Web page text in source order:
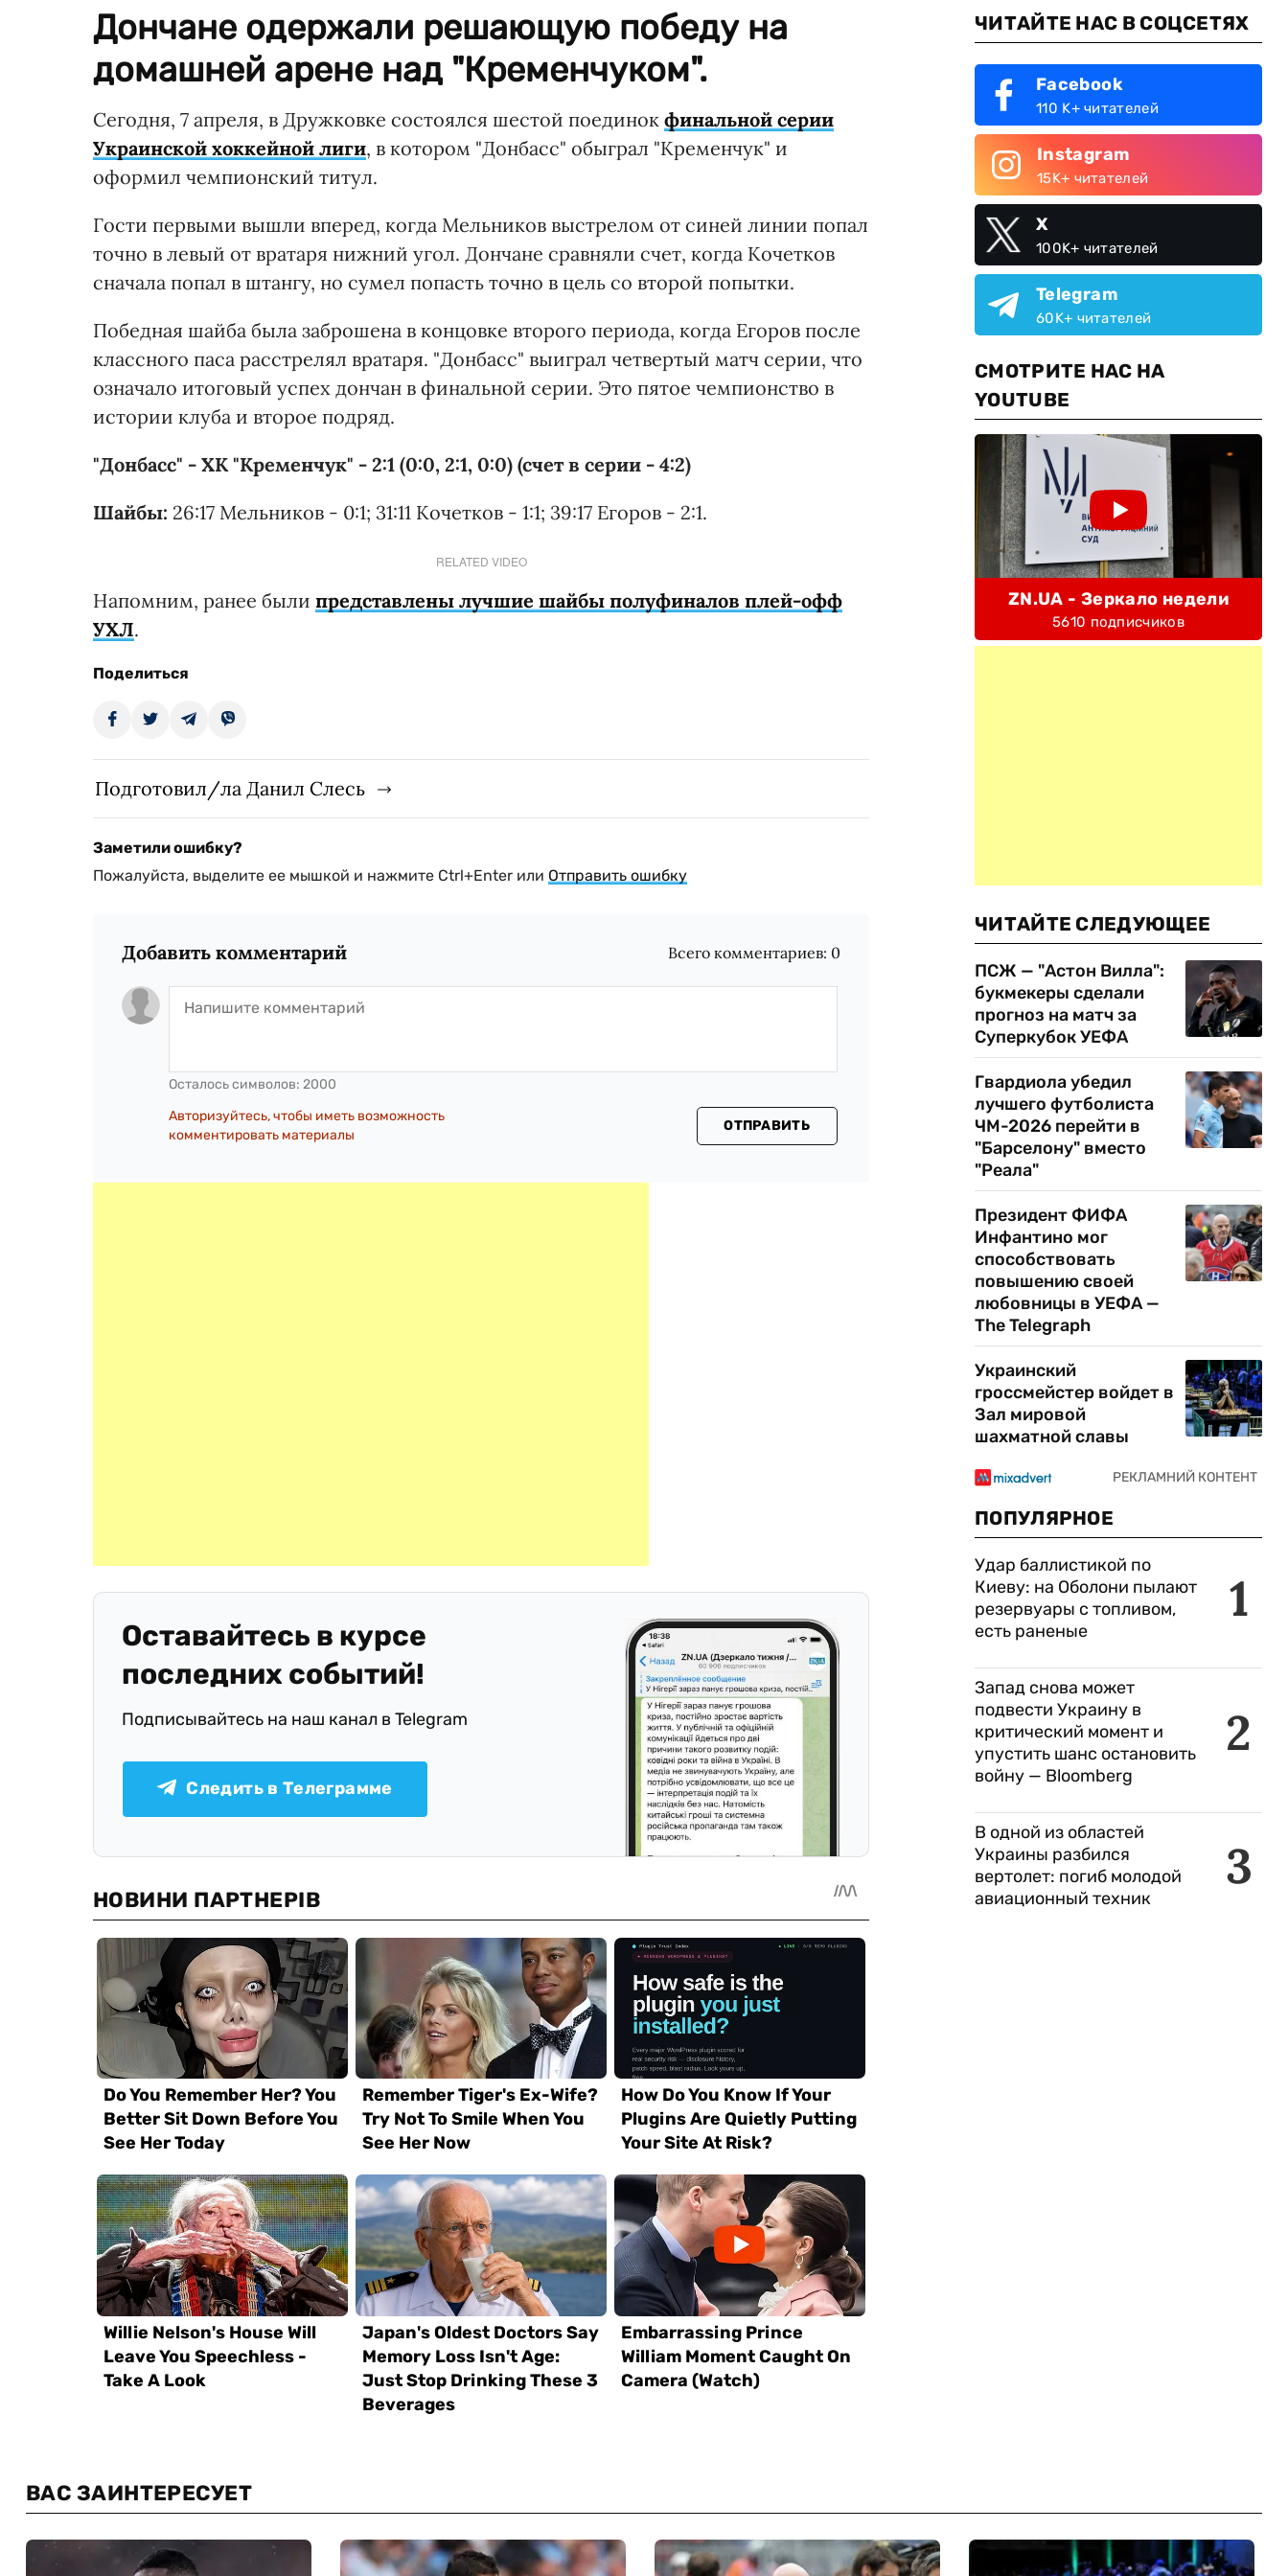
Дончане одержали решающую победу на
домашней арене над "Кременчуком".
Сегодня, 7 апреля, в Дружковке состоялся шестой поединок финальной серии
Украинской хоккейной лиги, в котором "Донбасс" обыграл "Кременчук" и
оформил чемпионский титул.
Гости первыми вышли вперед, когда Мельников выстрелом от синей линии попал
точно в левый от вратаря нижний угол. Дончане сравняли счет, когда Кочетков
сначала попал в штангу, но сумел попасть точно в цель со второй попытки.
Победная шайба была заброшена в концовке второго периода, когда Егоров после
классного паса расстрелял вратаря. "Донбасс" выиграл четвертый матч серии, что
означало итоговый успех дончан в финальной серии. Это пятое чемпионство в
истории клуба и второе подряд.
"Донбасс" - ХК "Кременчук" - 2:1 (0:0, 2:1, 0:0) (счет в серии - 4:2)
Шайбы: 26:17 Мельников - 0:1; 31:11 Кочетков - 1:1; 39:17 Егоров - 2:1.
RELATED VIDEO
Напомним, ранее были представлены лучшие шайбы полуфиналов плей-офф
УХЛ.
Поделиться
Подготовил/ла Данил Слесь
Заметили ошибку?
Пожалуйста, выделите ее мышкой и нажмите Ctrl+Enter или Отправить ошибку
Добавить комментарий Всего комментариев: 0
Осталось символов: 2000
Авторизуйтесь, чтобы иметь возможность
комментировать материалы
ОТПРАВИТЬ
Оставайтесь в курсе
последних событий!
Подписывайтесь на наш канал в Telegram
Следить в Телеграмме
ЧИТАЙТЕ НАС В СОЦСЕТЯХ
Facebook
110 K+ читателей
Instagram
15K+ читателей
X
100K+ читателей
Telegram
60K+ читателей
СМОТРИТЕ НАС НА
YOUTUBE
ZN.UA - Зеркало недели
5610 подписчиков
ЧИТАЙТЕ СЛЕДУЮЩЕЕ
ПСЖ — "Астон Вилла":
букмекеры сделали
прогноз на матч за
Суперкубок УЕФА
Гвардиола убедил
лучшего футболиста
ЧМ-2026 перейти в
"Барселону" вместо
"Реала"
Президент ФИФА
Инфантино мог
способствовать
повышению своей
любовницы в УЕФА —
The Telegraph
Украинский
гроссмейстер войдет в
Зал мировой
шахматной славы
ПОПУЛЯРНОЕ
1
Удар баллистикой по
Киеву: на Оболони пылают
резервуары с топливом,
есть раненые
2
Запад снова может
подвести Украину в
критический момент и
упустить шанс остановить
войну — Bloomberg
3
В одной из областей
Украины разбился
вертолет: погиб молодой
авиационный техник
ВАС ЗАИНТЕРЕСУЕТ